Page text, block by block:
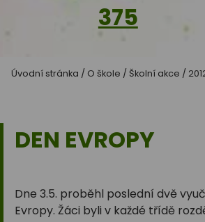
375
Úvodní stránka / O škole / Školní akce /
DEN EVROPY
Dne 3.5. proběhl poslední dvě
Evropy. Žáci byli v každé třídě